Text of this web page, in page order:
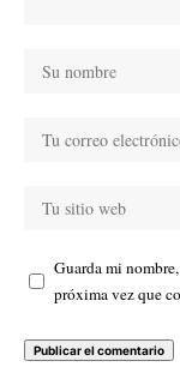
Guarda mi
próxima vez que